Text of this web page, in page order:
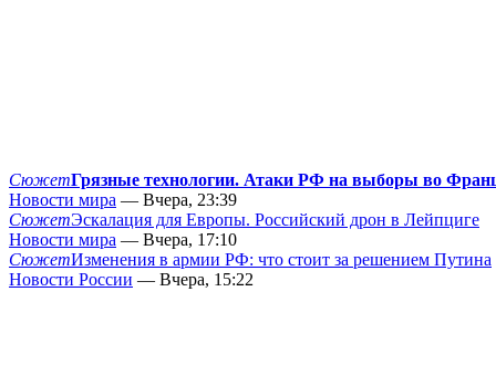
СюжетГрязные технологии. Атаки РФ на выборы во
Новости мира — Вчера, 23:39
СюжетЭскалация для Европы. Российский дрон в Лейпциге
Новости мира — Вчера, 17:10
СюжетИзменения в армии РФ: что стоит за решением Путина
Новости России — Вчера, 15:22